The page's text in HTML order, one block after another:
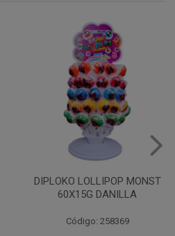
60X15G DANILLA